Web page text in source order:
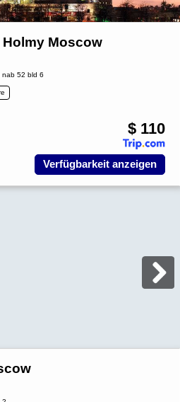
Moscow
nab 52 bld 6
$ 110
Verfügbarkeit anzeigen